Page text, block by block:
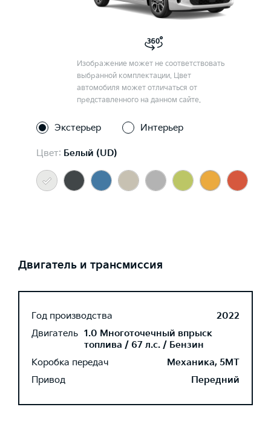
Изображение может не соответствовать
выбранной комплектации. Цвет
автомобиля может отличаться от
представленного на данном сайте.
Экстерьер Интерьер
Цвет: Белый (UD)
Двигатель и трансмиссия
Год производства
2022
Двигатель 1.0 Многоточечный впрыск
топлива / 67 л.с. / Бензин
Коробка передач
Механика, 5MT
Привод
Передний